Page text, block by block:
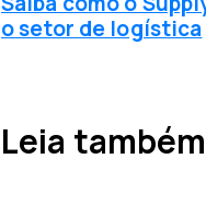
í
c
n
o setor de logística
Leia